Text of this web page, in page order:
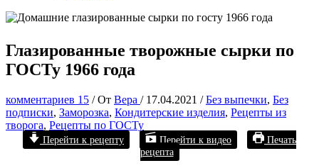
Глазированные творожные сырки по
ГОСТу 1966 года
комментариев 15 / От Вера / 17.04.2021 /Без выпечки, Без
подписки, Заморозка, Кондитерские изделия, Рецепты из
творога, Рецепты по ГОСТу
Перейти к рецепту Перейти к видео
Печать
рецепта